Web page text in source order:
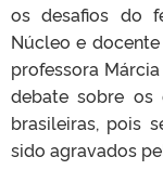
os desafios do
Núcleo e
professora
debate sobre os
brasileiras, pois
sido agravados